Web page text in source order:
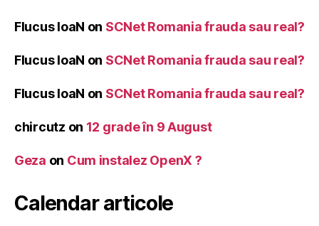
Flucus IoaN on SCNet Romania frauda sau real?
Flucus IoaN on SCNet Romania frauda sau real?
Flucus IoaN on SCNet Romania frauda sau real?
chircutz on 12 grade în 9 August
Geza on Cum instalez OpenX ?
Calendar articole